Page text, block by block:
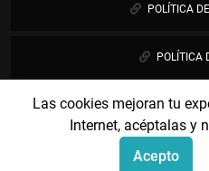
Las cookies mejoran tu
Internet, acéptalas y
Acepto
POLÍTICA
POLÍTICA